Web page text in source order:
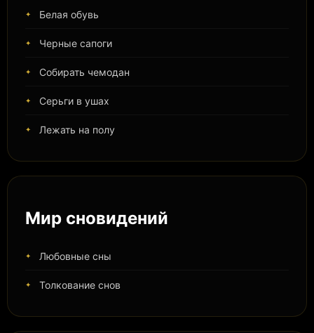
Белая обувь
Черные сапоги
Собирать чемодан
Серьги в ушах
Лежать на полу
Мир сновидений
Любовные сны
Толкование снов